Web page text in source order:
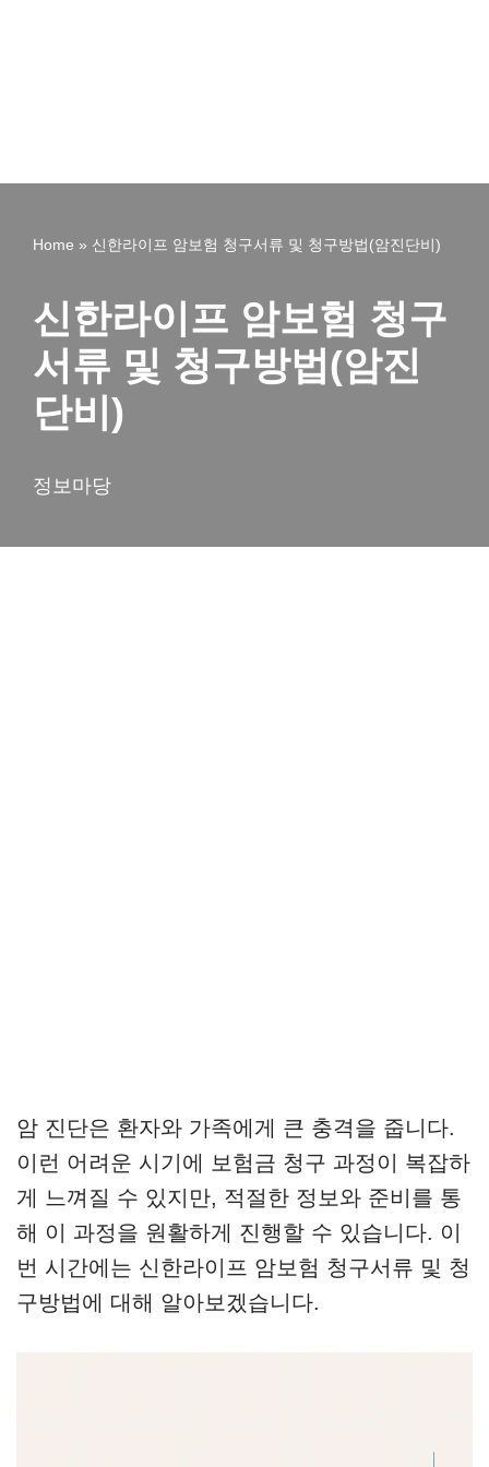
Home » 신한라이프 암보험 청구서류 및 청구방법(암진단비)
신한라이프 암보험 청구
서류 및 청구방법(암진
단비)
정보마당
암 진단은 환자와 가족에게 큰 충격을 줍니다.
이런 어려운 시기에 보험금 청구 과정이 복잡하
게 느껴질 수 있지만, 적절한 정보와 준비를 통
해 이 과정을 원활하게 진행할 수 있습니다. 이
번 시간에는 신한라이프 암보험 청구서류 및 청
구방법에 대해 알아보겠습니다.